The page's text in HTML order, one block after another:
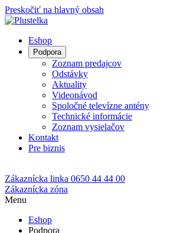
Preskočiť na hlavný obsah
Eshop
Podpora
Zoznam predajcov
Odstávky
Aktuality
Videonávod
Spoločné televízne antény
Technické informácie
Zoznam vysielačov
Kontakt
Pre biznis
Zákaznícka linka 0650 44 44 00
Zákaznícka zóna
Menu
Eshop
Podpora